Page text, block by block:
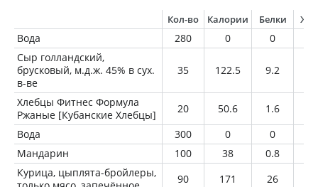
Кол-во Калории Белки
Вода 280 0 0
Сыр голландский,
брусковый, м.д.ж. 45% в сух.
в-ве
35 122.5 9.2
Хлебцы Фитнес Формула
Ржаные [Кубанские Хлебцы]
20 50.6 1.6
Вода
300 0 0
Мандарин
100 38 0.8
Курица, цыплята-бройлеры,
90 171 26